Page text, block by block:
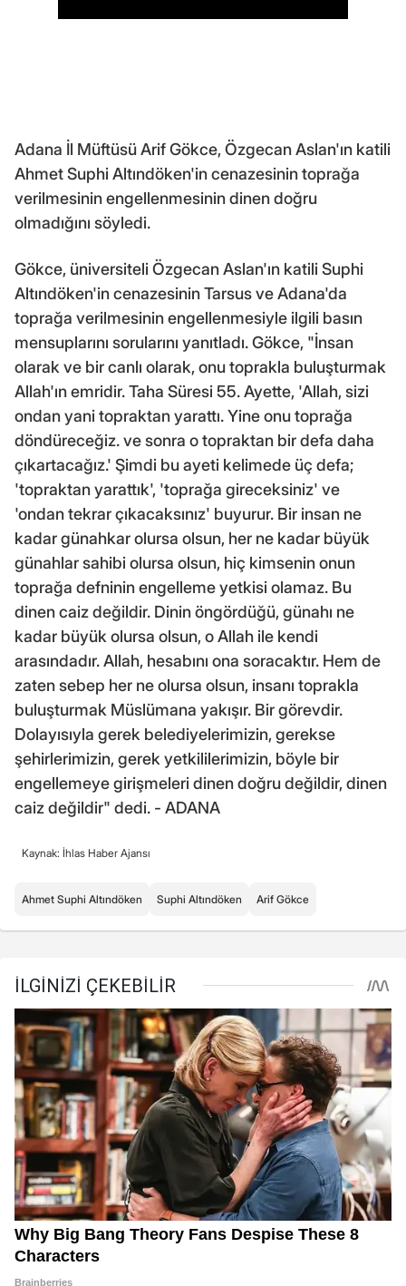
Adana İl Müftüsü Arif Gökce, Özgecan Aslan'ın katili
Ahmet Suphi Altındöken'in cenazesinin toprağa
verilmesinin engellenmesinin dinen doğru
olmadığını söyledi.
Gökce, üniversiteli Özgecan Aslan'ın katili Suphi
Altındöken'in cenazesinin Tarsus ve Adana'da
toprağa verilmesinin engellenmesiyle ilgili basın
mensuplarını sorularını yanıtladı. Gökce, "İnsan
olarak ve bir canlı olarak, onu toprakla buluşturmak
Allah'ın emridir. Taha Süresi 55. Ayette, 'Allah, sizi
ondan yani topraktan yarattı. Yine onu toprağa
döndüreceğiz. ve sonra o topraktan bir defa daha
çıkartacağız.' Şimdi bu ayeti kelimede üç defa;
'topraktan yarattık', 'toprağa gireceksiniz' ve
'ondan tekrar çıkacaksınız' buyurur. Bir insan ne
kadar günahkar olursa olsun, her ne kadar büyük
günahlar sahibi olursa olsun, hiç kimsenin onun
toprağa defninin engelleme yetkisi olamaz. Bu
dinen caiz değildir. Dinin öngördüğü, günahı ne
kadar büyük olursa olsun, o Allah ile kendi
arasındadır. Allah, hesabını ona soracaktır. Hem de
zaten sebep her ne olursa olsun, insanı toprakla
buluşturmak Müslümana yakışır. Bir görevdir.
Dolayısıyla gerek belediyelerimizin, gerekse
şehirlerimizin, gerek yetkililerimizin, böyle bir
engellemeye girişmeleri dinen doğru değildir, dinen
caiz değildir" dedi. - ADANA
Kaynak: İhlas Haber Ajansı
Ahmet Suphi Altındöken Suphi Altındöken Arif Gökce